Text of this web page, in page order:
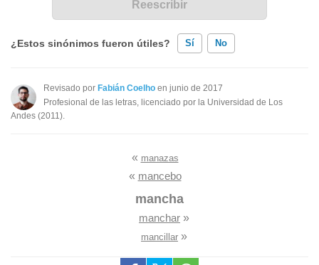
¿Estos sinónimos fueron útiles? Sí No
Existen sinónimos incorrectos
Ninguno de los sinónimos presentados me ayudó
Revisado por Fabián Coelho en junio de 2017
Profesional de las letras, licenciado por la Universidad de Los
Andes (2011).
« manazas
« mancebo
mancha
manchar »
mancillar »